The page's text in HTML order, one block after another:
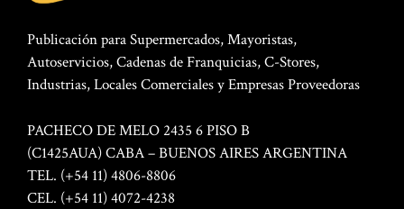
Publicación para Supermercados, Mayoristas,
Autoservicios, Cadenas de Franquicias, C-Stores,
Industrias, Locales Comerciales y Empresas Proveedoras
PACHECO DE MELO 2435 6 PISO B
(C1425AUA) CABA – BUENOS AIRES ARGENTINA
TEL. (+54 11) 4806-8806
CEL. (+54 11) 4072-4238